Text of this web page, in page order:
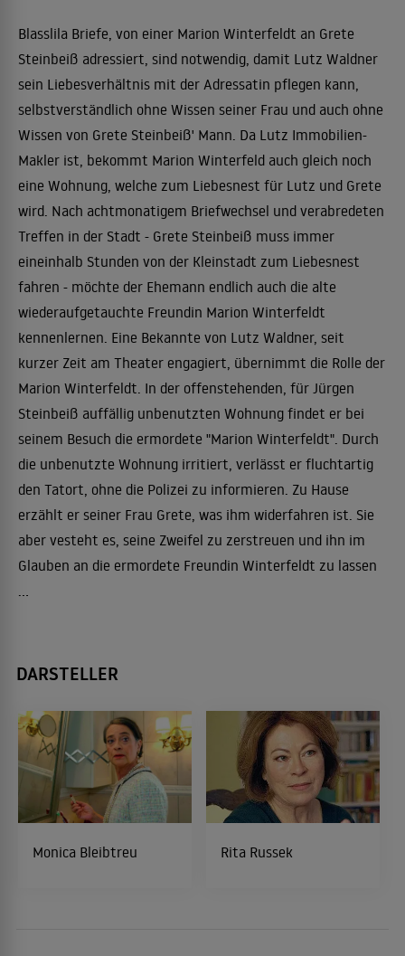
Blasslila Briefe, von einer Marion Winterfeldt an Grete
Steinbeiß adressiert, sind notwendig, damit Lutz Waldner
sein Liebesverhältnis mit der Adressatin pflegen kann,
selbstverständlich ohne Wissen seiner Frau und auch ohne
Wissen von Grete Steinbeiß' Mann. Da Lutz Immobilien-
Makler ist, bekommt Marion Winterfeld auch gleich noch
eine Wohnung, welche zum Liebesnest für Lutz und Grete
wird. Nach achtmonatigem Briefwechsel und verabredeten
Treffen in der Stadt - Grete Steinbeiß muss immer
eineinhalb Stunden von der Kleinstadt zum Liebesnest
fahren - möchte der Ehemann endlich auch die alte
wiederaufgetauchte Freundin Marion Winterfeldt
kennenlernen. Eine Bekannte von Lutz Waldner, seit
kurzer Zeit am Theater engagiert, übernimmt die Rolle der
Marion Winterfeldt. In der offenstehenden, für Jürgen
Steinbeiß auffällig unbenutzten Wohnung findet er bei
seinem Besuch die ermordete "Marion Winterfeldt". Durch
die unbenutzte Wohnung irritiert, verlässt er fluchtartig
den Tatort, ohne die Polizei zu informieren. Zu Hause
erzählt er seiner Frau Grete, was ihm widerfahren ist. Sie
aber vesteht es, seine Zweifel zu zerstreuen und ihn im
Glauben an die ermordete Freundin Winterfeldt zu lassen
...
DARSTELLER
Monica Bleibtreu Rita Russek